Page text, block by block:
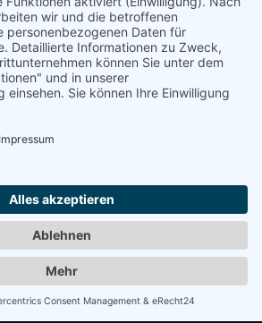
Anfahrt Presse
Kontakt Datenschutz
AGB
Cookie-Einstellungen